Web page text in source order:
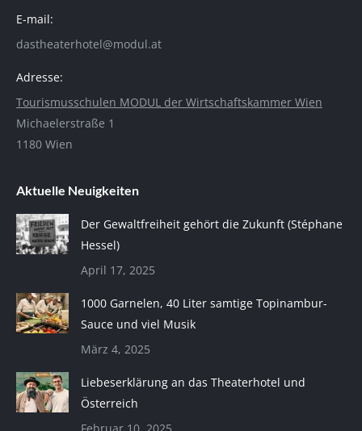
E-mail:
dastheaterhotel@modul.at
Adresse:
Tourismusschulen MODUL der Wirtschaftskammer Wien
Michaelerstraße 1
1180 Wien
Aktuelle Neuigkeiten
Der Gewaltfreiheit gehört die Zukunft (Stéphane
Hessel)
April 17, 2025
1000 Garnelen, 40 Liter samtige Topinambur-
Sauce und viel Musik
März 4, 2025
Liebeserklärung an das Theaterhotel und
Österreich